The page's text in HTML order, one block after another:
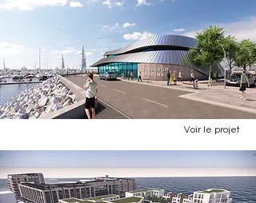
Voir le projet